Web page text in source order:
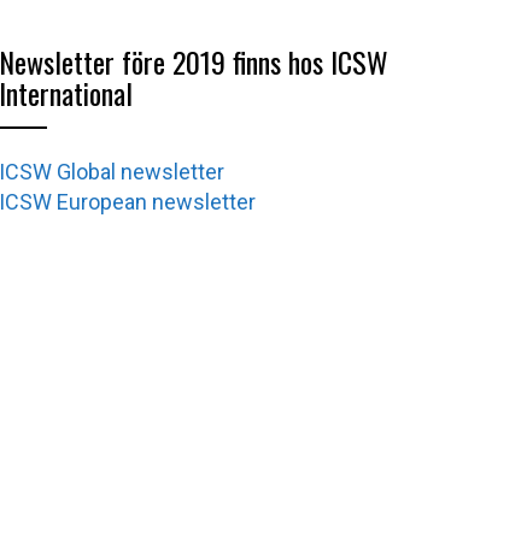
Newsletter före 2019 finns hos ICSW
International
ICSW Global newsletter
ICSW European newsletter